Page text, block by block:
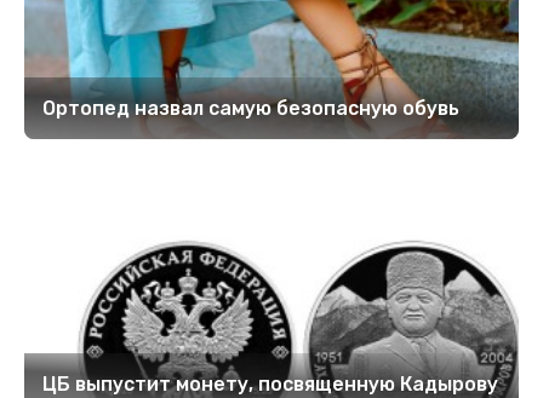
Ортопед назвал самую безопасную обувь
ЦБ выпустит монету, посвященную Кадырову